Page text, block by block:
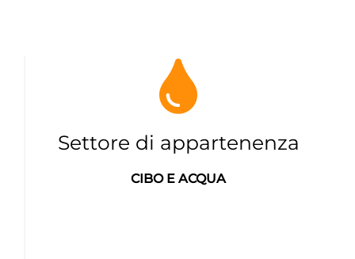
Settore di appartenenza
CIBO E ACQUA